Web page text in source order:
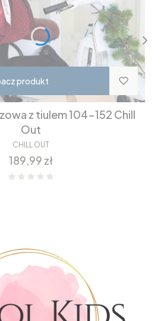
produkt
z tiulem 104-152 Chill
Out
CHILL OUT
Cena
189,99 zł